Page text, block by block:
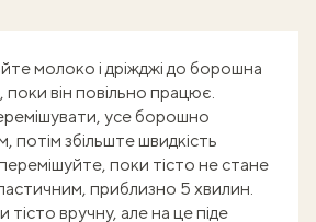
молоко і дріжджі до борошна
він повільно працює.
усе борошно
потім збільште швидкість
поки тісто не стане
приблизно 5 хвилин.
вручну, але на це піде